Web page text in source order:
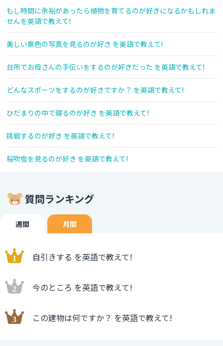
もし時間に余裕があったら植物を育てるのが好きになるかもしれま
せんを英語で教えて!
美しい景色の写真を見るのが好き を英語で教えて!
台所でお母さんの手伝いをするのが好きだった を英語で教えて!
どんなスポーツをするのが好きですか？ を英語で教えて!
ひだまりの中で寝るのが好き を英語で教えて!
挑戦するのが好き を英語で教えて!
桜吹雪を見るのが好き を英語で教えて!
質問ランキング
週間 月間
自引きする を英語で教えて!
今のところ を英語で教えて!
この建物は何ですか？ を英語で教えて!